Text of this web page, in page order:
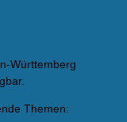
Württemberg
Themen: